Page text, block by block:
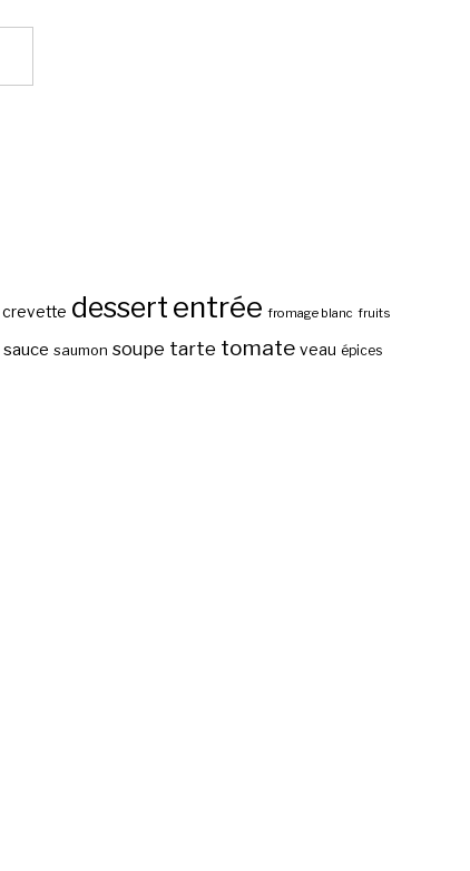
crevette dessert entrée fromage blanc fruits
sauce saumon soupe tarte tomate veau épices